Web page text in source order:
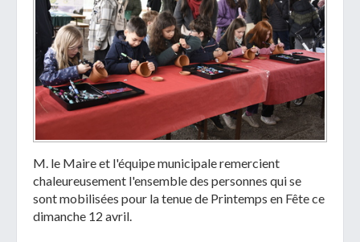
M. le Maire et l'équipe municipale remercient
chaleureusement l'ensemble des personnes qui se
sont mobilisées pour la tenue de Printemps en Fête ce
dimanche 12 avril.